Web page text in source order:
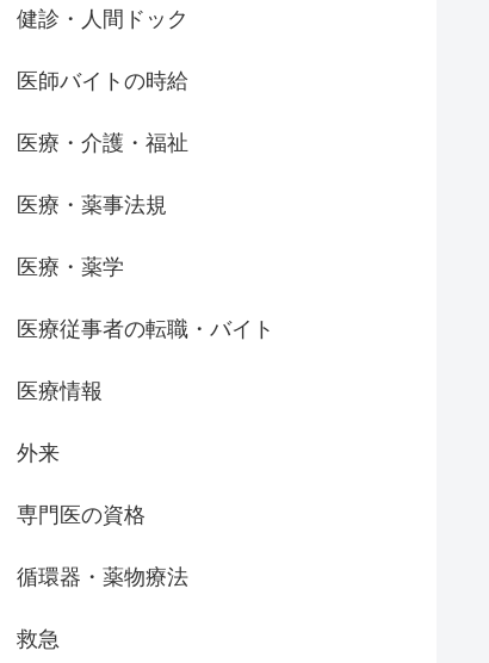
健診・人間ドック
医師バイトの時給
医療・介護・福祉
医療・薬事法規
医療・薬学
医療従事者の転職・バイト
医療情報
外来
専門医の資格
循環器・薬物療法
救急